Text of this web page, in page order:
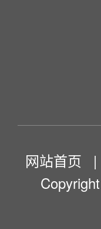
网站首页 |